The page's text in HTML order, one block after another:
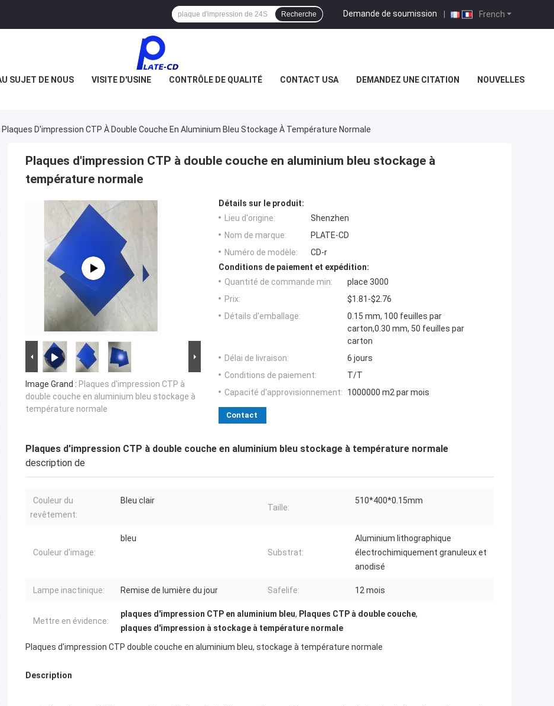
French
Demande de soumission |
Recherche
SUJET DE NOUS VISITE D'USINE CONTRÔLE DE QUALITÉ CONTACT USA DEMANDEZ UNE CITATION NOUVELLES
Plaques D'impression CTP À Double Couche En Aluminium Bleu Stockage À Température Normale
Plaques d'impression CTP à double couche en aluminium bleu stockage à
température normale
Image Grand : Plaques d'impression CTP à
double couche en aluminium bleu stockage à
température normale
Détails sur le produit:
Lieu d'origine:
Shenzhen
Nom de marque:
PLATE-CD
Numéro de modèle:
CD-r
Conditions de paiement et expédition:
Quantité de commande min:
place 3000
Prix:
$1.81-$2.76
Détails d'emballage:
0.15 mm, 100 feuilles par
carton,0.30 mm, 50 feuilles par
carton
Délai de livraison:
6 jours
Conditions de paiement:
T/T
Capacité d'approvisionnement:
1000000 m2 par mois
Contact
Plaques d'impression CTP à double couche en aluminium bleu stockage à température normale
description de
Couleur du
revêtement:
Bleu clair
Taille:
510*400*0.15mm
Couleur d'image:
bleu
Substrat:
Aluminium lithographique
électrochimiquement granuleux et
anodisé
Lampe inactinique: Remise de lumière du jour Safelife: 12 mois
Mettre en évidence:
plaques d'impression CTP en aluminium bleu, Plaques CTP à double couche,
plaques d'impression à stockage à température normale
Plaques d'impression CTP double couche en aluminium bleu, stockage à température normale
Description